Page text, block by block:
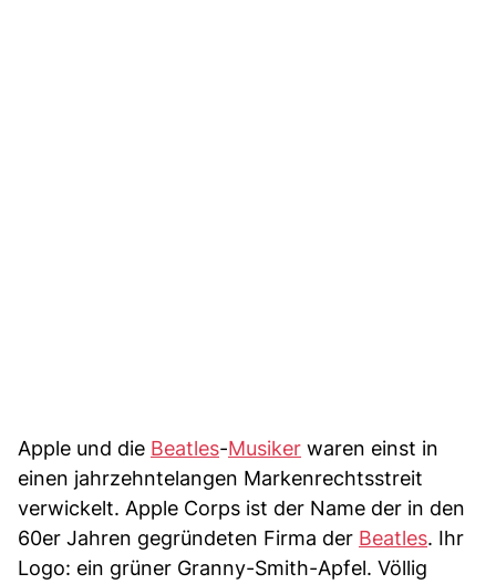
Apple und die Beatles-Musiker waren einst in
einen jahrzehntelangen Markenrechtsstreit
verwickelt. Apple Corps ist der Name der in den
60er Jahren gegründeten Firma der Beatles. Ihr
Logo: ein grüner Granny-Smith-Apfel. Völlig